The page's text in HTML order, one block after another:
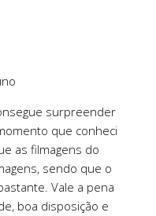
surpreender
que conheci
as filmagens do
sendo que o
Vale a pena
boa disposição e